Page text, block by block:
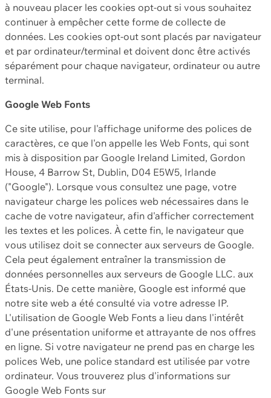
à nouveau placer les cookies opt-out si vous souhaitez
continuer à empêcher cette forme de collecte de
données. Les cookies opt-out sont placés par navigateur
et par ordinateur/terminal et doivent donc être activés
séparément pour chaque navigateur, ordinateur ou autre
terminal.
Google Web Fonts
Ce site utilise, pour l'affichage uniforme des polices de
caractères, ce que l'on appelle les Web Fonts, qui sont
mis à disposition par Google Ireland Limited, Gordon
House, 4 Barrow St, Dublin, D04 E5W5, Irlande
("Google"). Lorsque vous consultez une page, votre
navigateur charge les polices web nécessaires dans le
cache de votre navigateur, afin d'afficher correctement
les textes et les polices. À cette fin, le navigateur que
vous utilisez doit se connecter aux serveurs de Google.
Cela peut également entraîner la transmission de
données personnelles aux serveurs de Google LLC. aux
États-Unis. De cette manière, Google est informé que
notre site web a été consulté via votre adresse IP.
L'utilisation de Google Web Fonts a lieu dans l'intérêt
d'une présentation uniforme et attrayante de nos offres
en ligne. Si votre navigateur ne prend pas en charge les
polices Web, une police standard est utilisée par votre
ordinateur. Vous trouverez plus d'informations sur
Google Web Fonts sur